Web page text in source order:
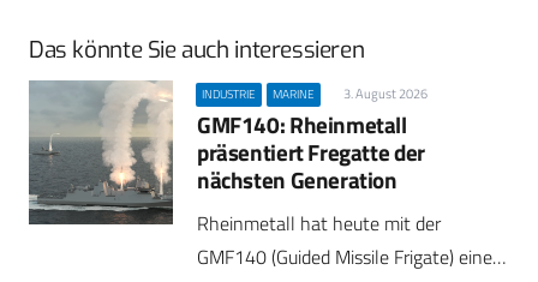
Das könnte Sie auch interessieren
INDUSTRIE MARINE 3. August 2026
GMF140: Rheinmetall
präsentiert Fregatte der
nächsten Generation
Rheinmetall hat heute mit der
GMF140 (Guided Missile Frigate) eine…